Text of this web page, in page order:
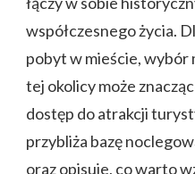
współczesnego życia.
pobyt w mieście,
tej okolicy może
dostęp do atrakcji
przybliża bazę
oraz opisuje, co warto